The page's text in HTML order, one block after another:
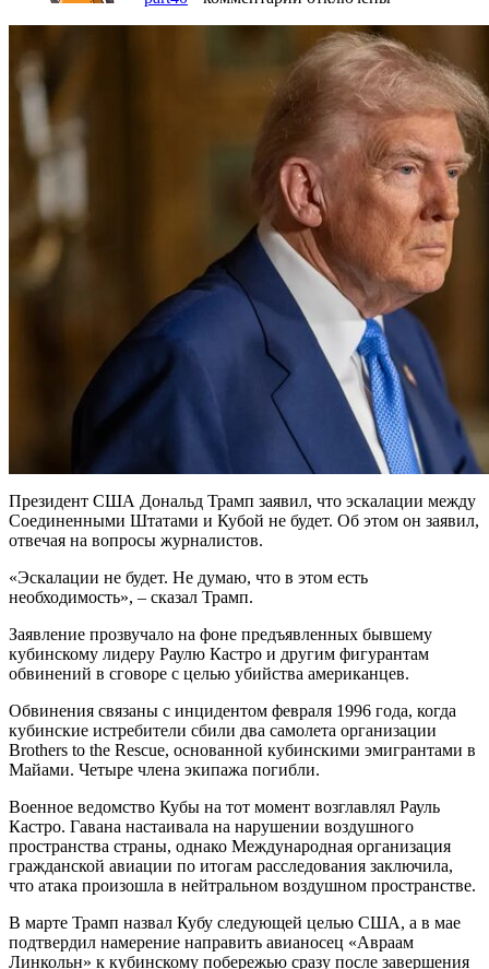
Президент США Дональд Трамп заявил, что эскалации между
Соединенными Штатами и Кубой не будет. Об этом он заявил,
отвечая на вопросы журналистов.
«Эскалации не будет. Не думаю, что в этом есть
необходимость», – сказал Трамп.
Заявление прозвучало на фоне предъявленных бывшему
кубинскому лидеру Раулю Кастро и другим фигурантам
обвинений в сговоре с целью убийства американцев.
Обвинения связаны с инцидентом февраля 1996 года, когда
кубинские истребители сбили два самолета организации
Brothers to the Rescue, основанной кубинскими эмигрантами в
Майами. Четыре члена экипажа погибли.
Военное ведомство Кубы на тот момент возглавлял Рауль
Кастро. Гавана настаивала на нарушении воздушного
пространства страны, однако Международная организация
гражданской авиации по итогам расследования заключила,
что атака произошла в нейтральном воздушном пространстве.
В марте Трамп назвал Кубу следующей целью США, а в мае
подтвердил намерение направить авианосец «Авраам
Линкольн» к кубинскому побережью сразу после завершения